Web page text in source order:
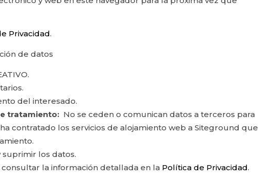
Privacidad.
de datos
del interesado.
tratamiento: No se ceden o comunican datos a terceros para
contratado los servicios de alojamiento web a Siteground que
los datos.
la información detallada en la Política de Privacidad.